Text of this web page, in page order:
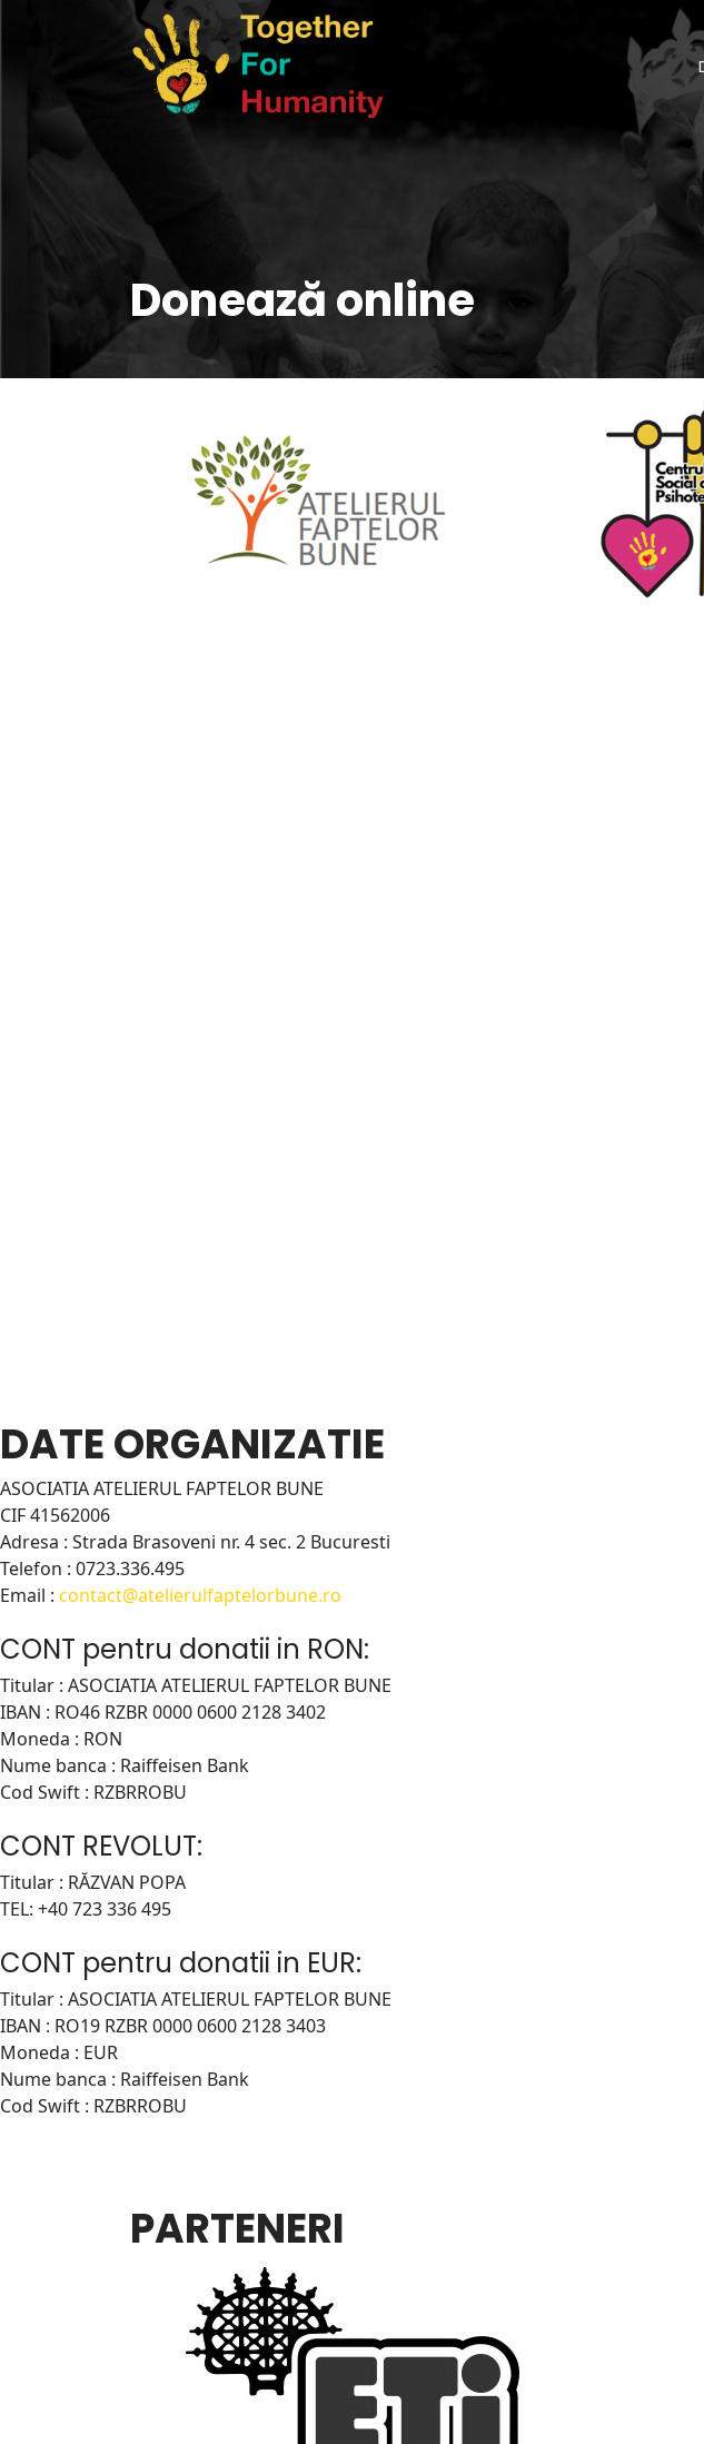
Donează online
DATE ORGANIZATIE
ASOCIATIA ATELIERUL FAPTELOR BUNE
CIF 41562006
Adresa : Strada Brasoveni nr. 4 sec. 2 Bucuresti
Telefon : 0723.336.495
Email : contact@atelierulfaptelorbune.ro
CONT pentru donatii in RON:
Titular : ASOCIATIA ATELIERUL FAPTELOR BUNE
IBAN : RO46 RZBR 0000 0600 2128 3402
Moneda : RON
Nume banca : Raiffeisen Bank
Cod Swift : RZBRROBU
CONT REVOLUT:
Titular : RĂZVAN POPA
TEL: +40 723 336 495
CONT pentru donatii in EUR:
Titular : ASOCIATIA ATELIERUL FAPTELOR BUNE
IBAN : RO19 RZBR 0000 0600 2128 3403
Moneda : EUR
Nume banca : Raiffeisen Bank
Cod Swift : RZBRROBU
PARTENERI